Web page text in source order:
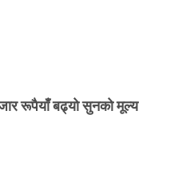
रूपैयाँ बढ्यो सुनको मूल्य